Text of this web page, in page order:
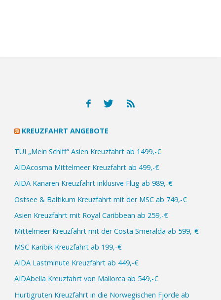
KREUZFAHRT ANGEBOTE
TUI „Mein Schiff“ Asien Kreuzfahrt ab 1499,-€
AIDAcosma Mittelmeer Kreuzfahrt ab 499,-€
AIDA Kanaren Kreuzfahrt inklusive Flug ab 989,-€
Ostsee & Baltikum Kreuzfahrt mit der MSC ab 749,-€
Asien Kreuzfahrt mit Royal Caribbean ab 259,-€
Mittelmeer Kreuzfahrt mit der Costa Smeralda ab 599,-€
MSC Karibik Kreuzfahrt ab 199,-€
AIDA Lastminute Kreuzfahrt ab 449,-€
AIDAbella Kreuzfahrt von Mallorca ab 549,-€
Hurtigruten Kreuzfahrt in die Norwegischen Fjorde ab